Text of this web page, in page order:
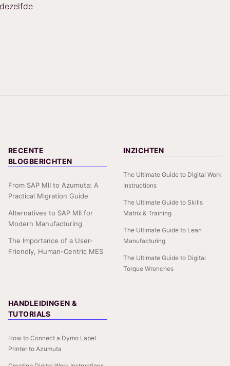
RECENTE
BLOGBERICHTEN
From SAP MII to Azumuta: A
Practical Migration Guide
Alternatives to SAP MII for
Modern Manufacturing
The Importance of a User-
Friendly, Human-Centric MES
INZICHTEN
The Ultimate Guide to Digital Work
Instructions
The Ultimate Guide to Skills
Matrix & Training
The Ultimate Guide to Lean
Manufacturing
The Ultimate Guide to Digital
Torque Wrenches
HANDLEIDINGEN &
TUTORIALS
How to Connect a Dymo Label
Printer to Azumuta